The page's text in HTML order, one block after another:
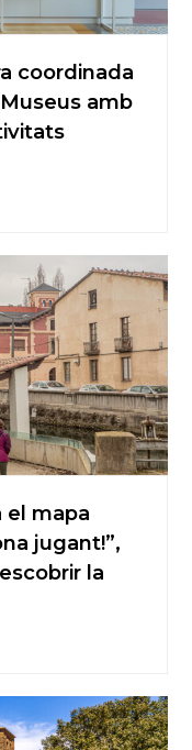
coordinada
amb
el mapa
jugant!”,
la